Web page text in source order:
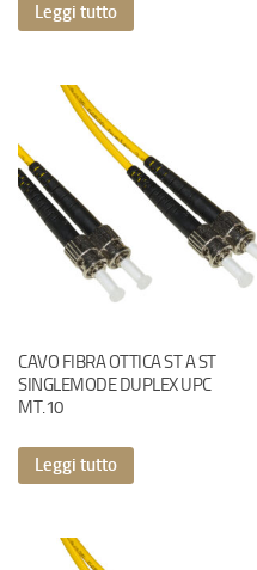
Leggi tutto
CAVO FIBRA OTTICA ST A ST
SINGLEMODE DUPLEX UPC
MT.10
Leggi tutto